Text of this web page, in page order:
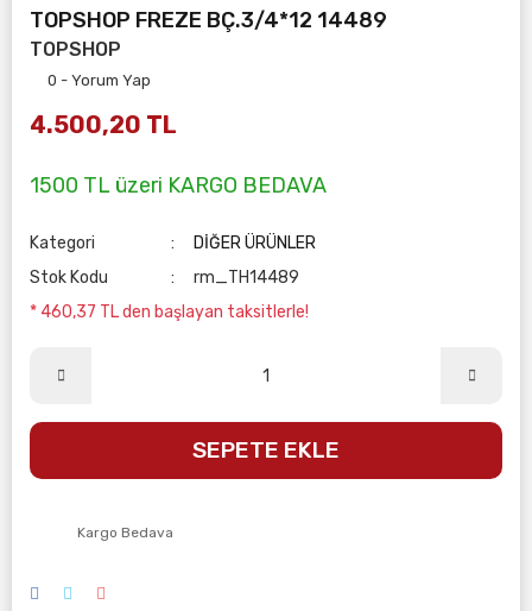
TOPSHOP FREZE BÇ.3/4*12 14489
TOPSHOP
0 - Yorum Yap
4.500,20 TL
1500 TL üzeri KARGO BEDAVA
Kategori
DİĞER ÜRÜNLER
Stok Kodu
rm_TH14489
* 460,37 TL den başlayan taksitlerle!
SEPETE EKLE
Kargo Bedava